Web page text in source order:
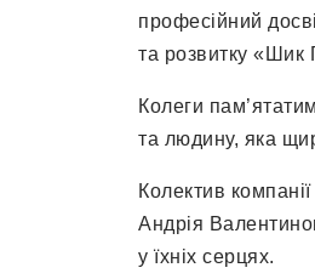
професійний
та розвитку «Шик
Колеги
та людину, яка
Колектив
Андрія
у їхніх серцях.